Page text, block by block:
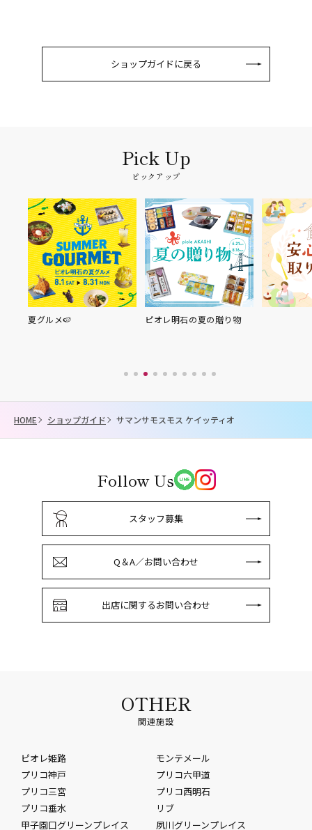
ショップガイドに戻る
ピックアップ
夏グルメ🍉 ピオレ明石の夏の贈り物
HOME ショップガイド サマンサモスモス ケイッティオ
Follow Us
スタッフ募集
Q＆A／お問い合わせ
出店に関するお問い合わせ
OTHER
関連施設
ピオレ姫路
モンテメール
プリコ神戸
プリコ六甲道
プリコ三宮
プリコ西明石
プリコ垂水
リブ
甲子園口グリーンプレイス
夙川グリーンプレイス